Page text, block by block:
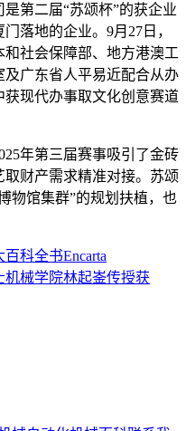
第二届“苏颂杯”的获企业
落地的企业。9月27日，
社会保障部、地方港澳工
广东省人平易近配合从办
现代办事取文化创意赛道
年第三届赛事吸引了金砖
财产需求精准对接。苏颂
物馆集群”的规划扶植，也
科全书Encarta
械学院林起崟传授获